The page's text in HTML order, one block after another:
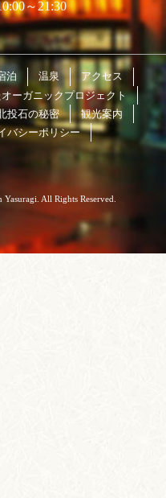
～21:30
泊 温泉
アクセス
ーガニックプロジェクト
投石の秘密
観光案内
バシーポリシー
All Rights Reserved.